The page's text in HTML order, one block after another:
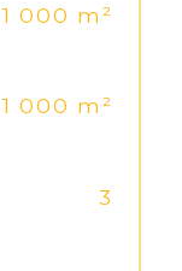
1 000 m²
1 000 m²
3